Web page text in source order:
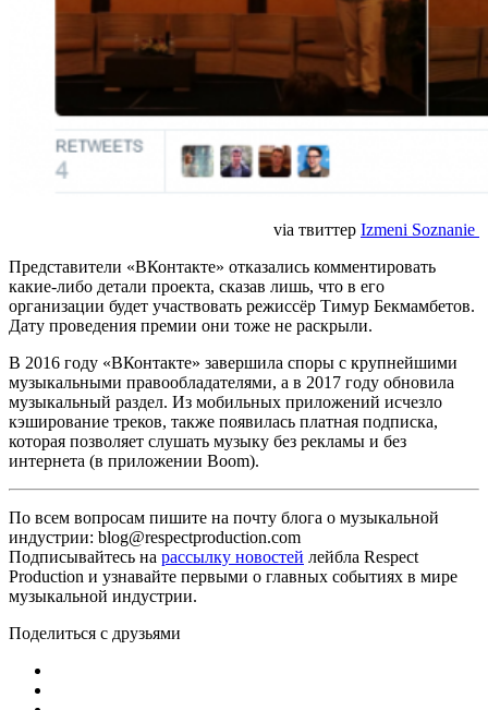
via твиттер Izmeni Soznanie
Представители «ВКонтакте» отказались комментировать
какие-либо детали проекта, сказав лишь, что в его
организации будет участвовать режиссёр Тимур Бекмамбетов.
Дату проведения премии они тоже не раскрыли.
В 2016 году «ВКонтакте» завершила споры с крупнейшими
музыкальными правообладателями, а в 2017 году обновила
музыкальный раздел. Из мобильных приложений исчезло
кэширование треков, также появилась платная подписка,
которая позволяет слушать музыку без рекламы и без
интернета (в приложении Boom).
По всем вопросам пишите на почту блога о музыкальной
индустрии: blog@respectproduction.com
Подписывайтесь на рассылку новостей лейбла Respect
Production и узнавайте первыми о главных событиях в мире
музыкальной индустрии.
Поделиться с друзьями